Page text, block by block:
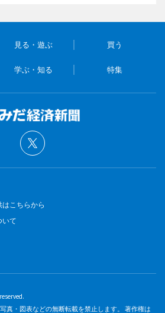
見る・遊ぶ 買う
学ぶ・知る 特集
こちらから
いて
真・図表などの無断転載を禁止します。 著作権は